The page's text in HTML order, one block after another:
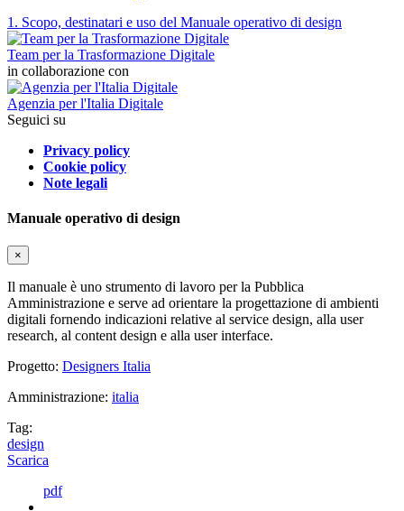
1. Scopo, destinatari e uso del Manuale operativo di design
Team per la Trasformazione Digitale
in collaborazione con
Agenzia per l'Italia Digitale
Seguici su
Privacy policy
Cookie policy
Note legali
Manuale operativo di design
×
Il manuale è uno strumento di lavoro per la Pubblica
Amministrazione e serve ad orientare la progettazione di ambienti
digitali fornendo indicazioni relative al service design, alla user
research, al content design e alla user interface.
Progetto: Designers Italia
Amministrazione: italia
Tag:
design
Scarica
pdf